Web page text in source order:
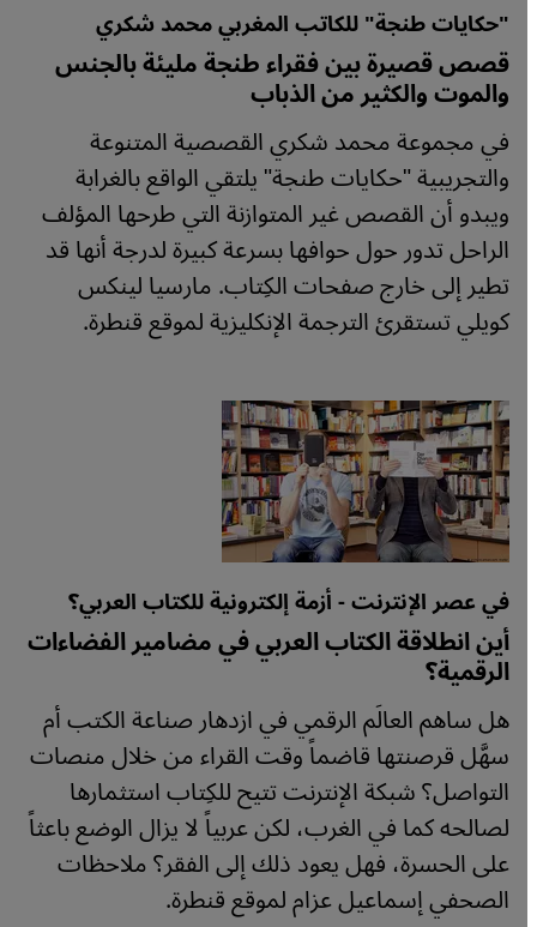
"حكايات طنجة" للكاتب المغربي محمد شكري
قصص قصيرة بين فقراء طنجة مليئة بالجنس
والموت والكثير من الذباب
في مجموعة محمد شكري القصصية المتنوعة
والتجريبية "حكايات طنجة" يلتقي الواقع بالغرابة
ويبدو أن القصص غير المتوازنة التي طرحها المؤلف
الراحل تدور حول حوافها بسرعة كبيرة لدرجة أنها قد
تطير إلى خارج صفحات الكِتاب. مارسيا لينكس
كويلي تستقرئ الترجمة الإنكليزية لموقع قنطرة.
في عصر الإنترنت - أزمة إلكترونية للكتاب العربي؟
أين انطلاقة الكتاب العربي في مضامير الفضاءات
الرقمية؟
هل ساهم العالَم الرقمي في ازدهار صناعة الكتب أم
سهَّل قرصنتها قاضماً وقت القراء من خلال منصات
التواصل؟ شبكة الإنترنت تتيح للكِتاب استثمارها
لصالحه كما في الغرب، لكن عربياً لا يزال الوضع باعثاً
على الحسرة، فهل يعود ذلك إلى الفقر؟ ملاحظات
الصحفي إسماعيل عزام لموقع قنطرة.